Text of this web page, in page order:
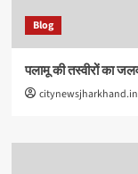
Blog
पलामू की तस्वीरों का
citynewsjharkhand.in